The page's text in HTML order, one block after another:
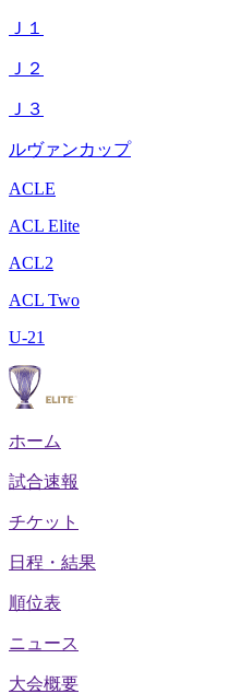
Ｊ１
Ｊ２
Ｊ３
ルヴァンカップ
ACLE
ACL Elite
ACL2
ACL Two
U-21
ホーム
試合速報
チケット
日程・結果
順位表
ニュース
大会概要